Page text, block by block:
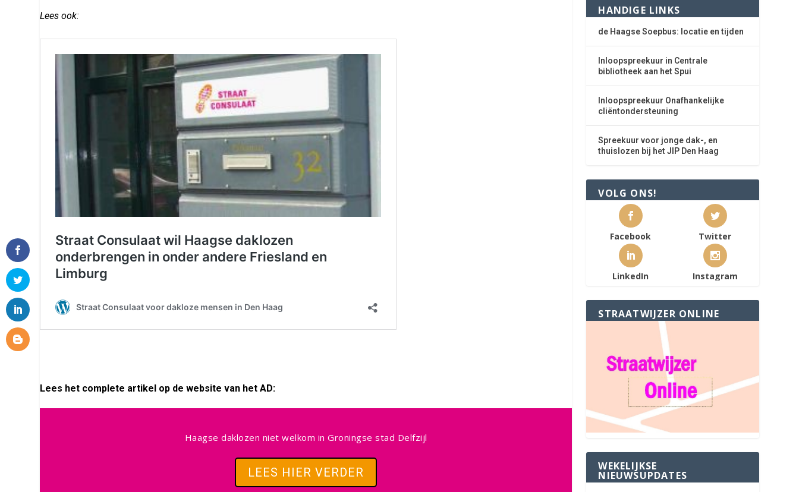
Lees ook:
Lees het complete artikel op de website van het AD:
Haagse daklozen niet welkom in Groningse stad Delfzijl
LEES HIER VERDER
HANDIGE LINKS
de Haagse Soepbus: locatie en tijden
Inloopspreekuur in Centrale
bibliotheek aan het Spui
Inloopspreekuur Onafhankelijke
cliëntondersteuning
Spreekuur voor jonge dak-, en
thuislozen bij het JIP Den Haag
VOLG ONS!
Facebook Twitter
LinkedIn Instagram
STRAATWIJZER ONLINE
WEKELIJKSE
NIEUWSUPDATES